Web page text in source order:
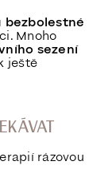
bezbolestné
Mnoho
sezení
ještě
rázovou